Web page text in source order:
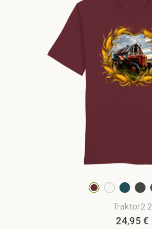
Traktor2 2
24,95€